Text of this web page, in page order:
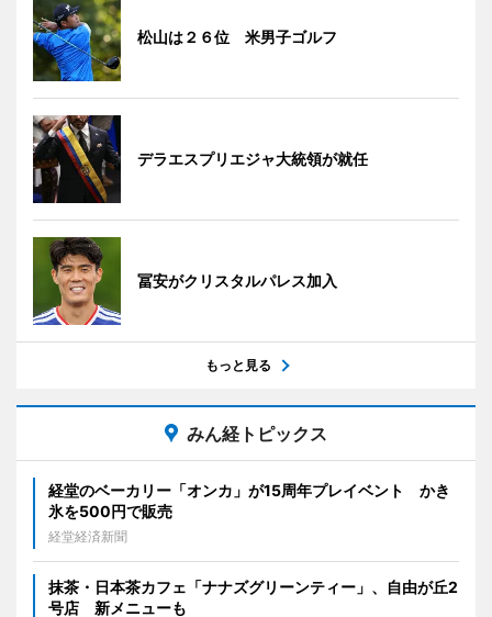
松山は２６位 米男子ゴルフ
デラエスプリエジャ大統領が就任
冨安がクリスタルパレス加入
もっと見る
みん経トピックス
経堂のベーカリー「オンカ」が15周年プレイベント かき
氷を500円で販売
経堂経済新聞
抹茶・日本茶カフェ「ナナズグリーンティー」、自由が丘2
号店 新メニューも